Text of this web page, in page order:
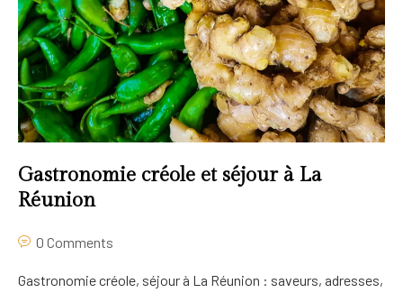
Gastronomie créole et séjour à La
Réunion
0 Comments
Gastronomie créole, séjour à La Réunion : saveurs, adresses,